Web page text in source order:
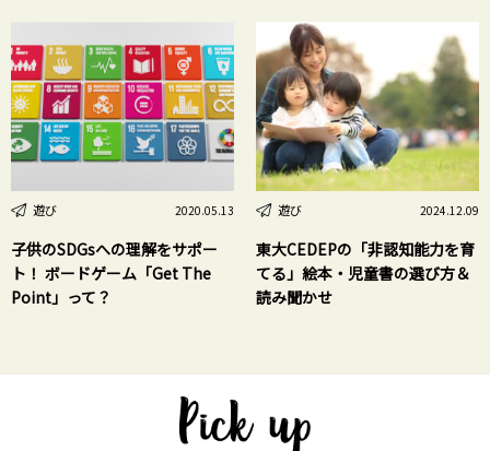
遊び 2020.05.13
子供のSDGsへの理解をサポー
ト！ ボードゲーム「Get The
Point」って？
遊び 2024.12.09
東大CEDEPの「非認知能力を育
てる」絵本・児童書の選び方＆
読み聞かせ